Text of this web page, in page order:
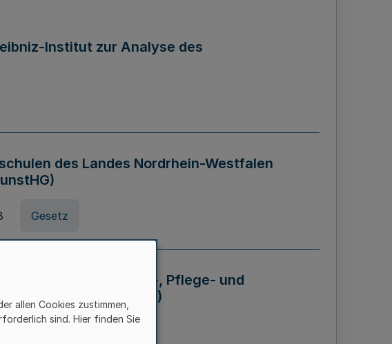
Institut zur Analyse des
des Landes Nordrhein-Westfalen
Gesetz
Geburts-, Krankheits-, Pflege- und
NRW - BVO NRW)
allen Cookies zustimmen,
sind. Hier finden Sie